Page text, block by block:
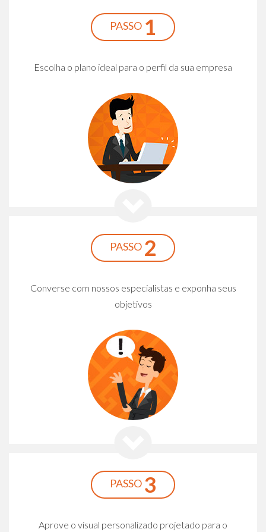
PASSO 1
Escolha o plano ideal para o perfil da sua empresa
PASSO 2
Converse com nossos especialistas e exponha seus
objetivos
PASSO 3
Aprove o visual personalizado projetado para o